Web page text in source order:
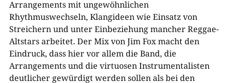
Arrangements mit ungewöhnlichen
Rhythmuswechseln, Klangideen wie Einsatz von
Streichern und unter Einbeziehung mancher Reggae-
Altstars arbeitet. Der Mix von Jim Fox macht den
Eindruck, dass hier vor allem die Band, die
Arrangements und die virtuosen Instrumentalisten
deutlicher gewürdigt werden sollen als bei den